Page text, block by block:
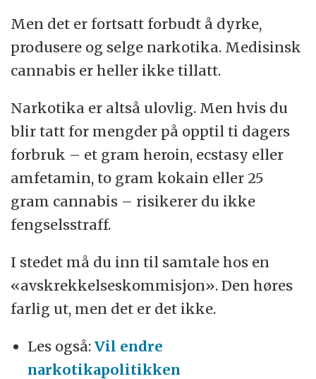
Alle tre målene er nådd, konstaterer
seniorforsker Caitlin Hughes.
Men det er fortsatt forbudt å dyrke,
produsere og selge narkotika. Medisinsk
cannabis er heller ikke tillatt.
Narkotika er altså ulovlig. Men hvis du
blir tatt for mengder på opptil ti dagers
forbruk – et gram heroin, ecstasy eller
amfetamin, to gram kokain eller 25
gram cannabis – risikerer du ikke
fengselsstraff.
I stedet må du inn til samtale hos en
«avskrekkelseskommisjon». Den høres
farlig ut, men det er det ikke.
Les også:Vil endre
narkotikapolitikken